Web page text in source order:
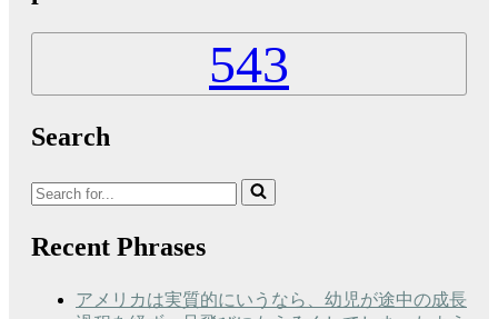
543
Search
Search
for...
Recent Phrases
アメリカは実質的にいうなら、幼児が途中の成長